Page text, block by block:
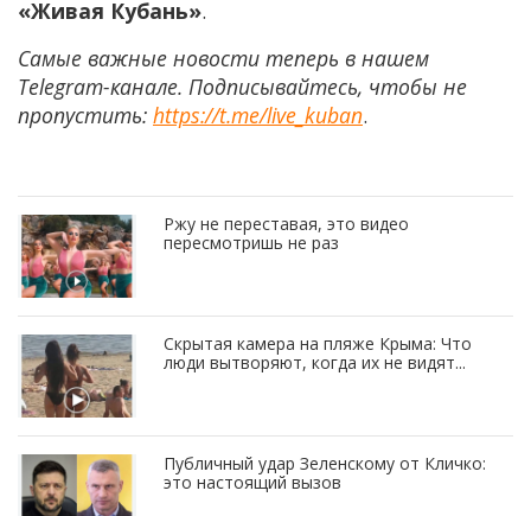
«Живая Кубань».
Самые важные новости теперь в нашем
Telegram-канале. Подписывайтесь, чтобы не
пропустить: https://t.me/live_kuban.
Ржу не переставая, это видео
пересмотришь не раз
Скрытая камера на пляже Крыма: Что
люди вытворяют, когда их не видят...
Публичный удар Зеленскому от Кличко:
это настоящий вызов